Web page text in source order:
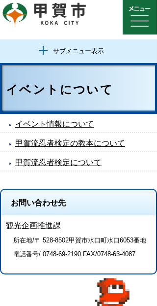
サブメニュー表示
イベントについて
イベント情報について
甲賀流忍者検定の教本について
甲賀流忍者検定について
お問い合わせ先
観光企画推進課
所在地/〒 528-8502甲賀市水口町水口6053番地
電話番号/ 0748-69-2190 FAX/0748-63-4087